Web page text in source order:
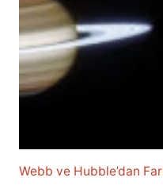
Webb ve Hubble’dan